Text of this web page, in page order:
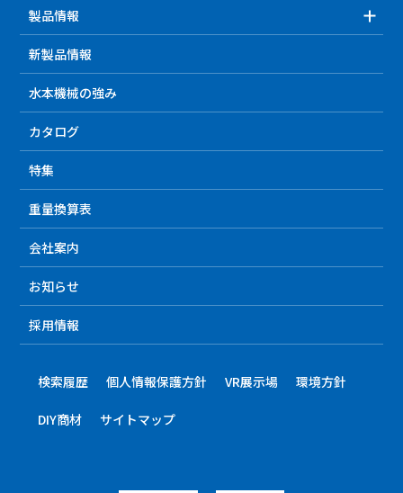
製品情報
新製品情報
水本機械の強み
カタログ
特集
重量換算表
会社案内
お知らせ
採用情報
検索履歴 個人情報保護方針 VR展示場 環境方針
DIY商材 サイトマップ